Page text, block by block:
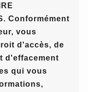
Conformément
vous
d'accès, de
d'effacement
qui vous